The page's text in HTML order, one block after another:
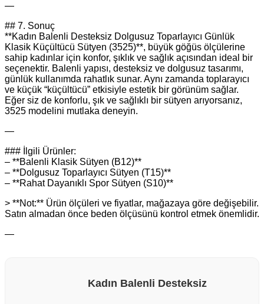
—
## 7. Sonuç
**Kadın Balenli Desteksiz Dolgusuz Toparlayıcı Günlük
Klasik Küçültücü Sütyen (3525)**, büyük göğüs ölçülerine
sahip kadınlar için konfor, şıklık ve sağlık açısından ideal bir
seçenektir. Balenli yapısı, desteksiz ve dolgusuz tasarımı,
günlük kullanımda rahatlık sunar. Aynı zamanda toplarayıcı
ve küçük “küçültücü” etkisiyle estetik bir görünüm sağlar.
Eğer siz de konforlu, şık ve sağlıklı bir sütyen arıyorsanız,
3525 modelini mutlaka deneyin.
—
### İlgili Ürünler:
– **Balenli Klasik Sütyen (B12)**
– **Dolgusuz Toparlayıcı Sütyen (T15)**
– **Rahat Dayanıklı Spor Sütyen (S10)**
> **Not:** Ürün ölçüleri ve fiyatlar, mağazaya göre değişebilir.
Satın almadan önce beden ölçüsünü kontrol etmek önemlidir.
—
Kadın Balenli Desteksiz